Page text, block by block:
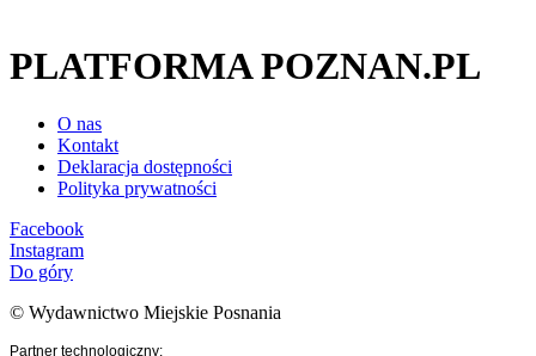
PLATFORMA POZNAN.PL
O nas
Kontakt
Deklaracja dostępności
Polityka prywatności
Facebook
Instagram
Do góry
© Wydawnictwo Miejskie Posnania
Partner technologiczny: